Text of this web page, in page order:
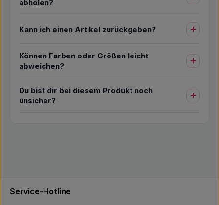
abholen?
Kann ich einen Artikel zurückgeben?
Können Farben oder Größen leicht
abweichen?
Du bist dir bei diesem Produkt noch
unsicher?
Service-Hotline